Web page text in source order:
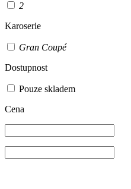
2
Karoserie
Gran Coupé
Dostupnost
Pouze skladem
Cena